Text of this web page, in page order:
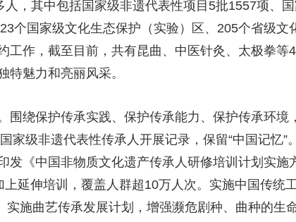
，其中包括国家级非遗代表性项目5批1557项、
个国家级文化生态保护（实验）区、205个省级文
工作，截至目前，共有昆曲、中医针灸、太极拳等
特魅力和亮丽风采。
围绕保护传承实践、保护传承能力、保护传承环境
家级非遗代表性传承人开展记录，保留“中国记忆”
发《中国非物质文化遗产传承人研修培训计划实施
延伸培训，覆盖人群超10万人次。实施中国传统
施曲艺传承发展计划，增强濒危剧种、曲种的生